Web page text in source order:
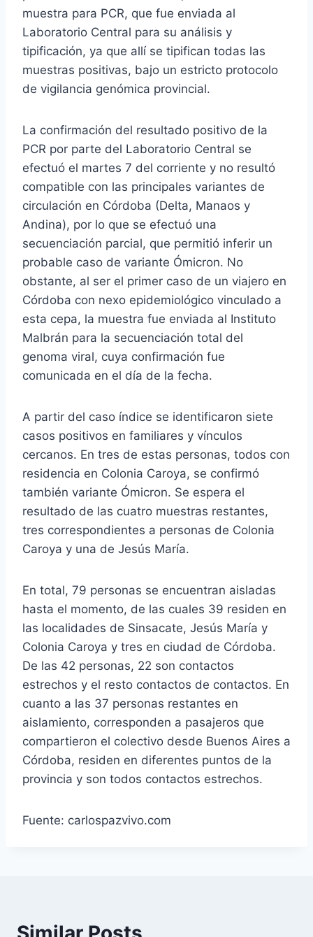
muestra para PCR, que fue enviada al
Laboratorio Central para su análisis y
tipificación, ya que allí se tipifican todas las
muestras positivas, bajo un estricto protocolo
de vigilancia genómica provincial.
La confirmación del resultado positivo de la
PCR por parte del Laboratorio Central se
efectuó el martes 7 del corriente y no resultó
compatible con las principales variantes de
circulación en Córdoba (Delta, Manaos y
Andina), por lo que se efectuó una
secuenciación parcial, que permitió inferir un
probable caso de variante Ómicron. No
obstante, al ser el primer caso de un viajero en
Córdoba con nexo epidemiológico vinculado a
esta cepa, la muestra fue enviada al Instituto
Malbrán para la secuenciación total del
genoma viral, cuya confirmación fue
comunicada en el día de la fecha.
A partir del caso índice se identificaron siete
casos positivos en familiares y vínculos
cercanos. En tres de estas personas, todos con
residencia en Colonia Caroya, se confirmó
también variante Ómicron. Se espera el
resultado de las cuatro muestras restantes,
tres correspondientes a personas de Colonia
Caroya y una de Jesús María.
En total, 79 personas se encuentran aisladas
hasta el momento, de las cuales 39 residen en
las localidades de Sinsacate, Jesús María y
Colonia Caroya y tres en ciudad de Córdoba.
De las 42 personas, 22 son contactos
estrechos y el resto contactos de contactos. En
cuanto a las 37 personas restantes en
aislamiento, corresponden a pasajeros que
compartieron el colectivo desde Buenos Aires a
Córdoba, residen en diferentes puntos de la
provincia y son todos contactos estrechos.
Fuente: carlospazvivo.com